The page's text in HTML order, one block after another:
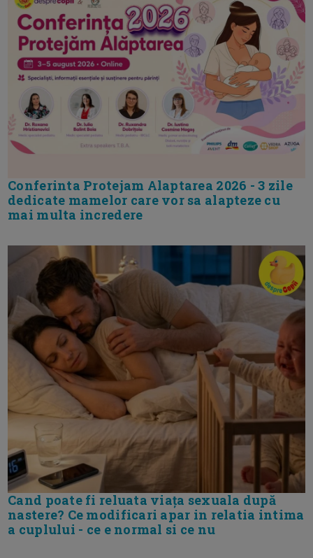
Conferinta Protejam Alaptarea 2026 - 3 zile
dedicate mamelor care vor sa alapteze cu
mai multa incredere
Cand poate fi reluata viața sexuala după
nastere? Ce modificari apar in relatia intima
a cuplului - ce e normal si ce nu